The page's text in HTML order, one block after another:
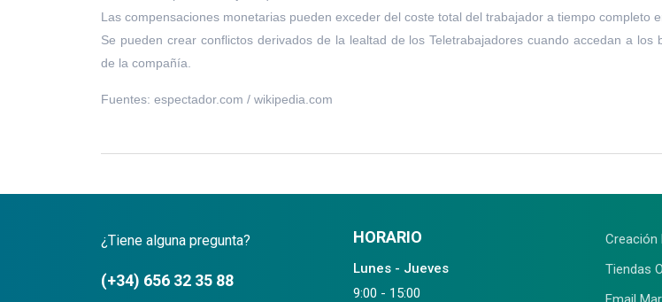
Las compensaciones monetarias pueden exceder del coste total del trabajador a tiempo completo
Se pueden crear conflictos derivados de la lealtad de los Teletrabajadores cuando accedan a los
de la compañía.
Fuentes: espectador.com / wikipedia.com
¿Tiene alguna pregunta?
(+34) 656 32 35 88
HORARIO
Lunes - Jueves
9:00 - 15:00
Creación
Tiendas